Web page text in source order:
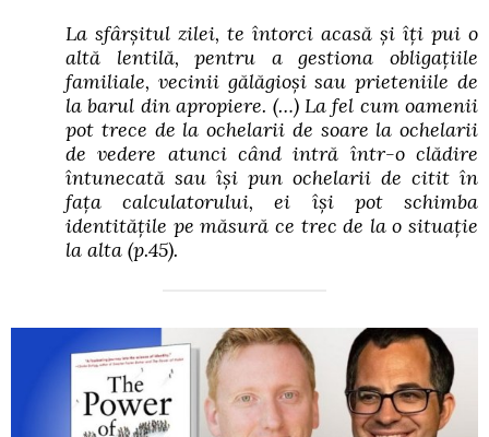
La sfârşitul zilei, te întorci acasă şi îţi pui o
altă lentilă, pentru a gestiona obligaţiile
familiale, vecinii gălăgioşi sau prieteniile de
la barul din apropiere. (…) La fel cum oamenii
pot trece de la ochelarii de soare la ochelarii
de vedere atunci când intră într-o clădire
întunecată sau îşi pun ochelarii de citit în
faţa calculatorului, ei îşi pot schimba
identităţile pe măsură ce trec de la o situaţie
la alta (p.45).